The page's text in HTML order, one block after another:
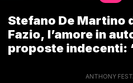
Stefano De Martino
Fazio, l’amore in
proposte indecenti:
ANTHONY